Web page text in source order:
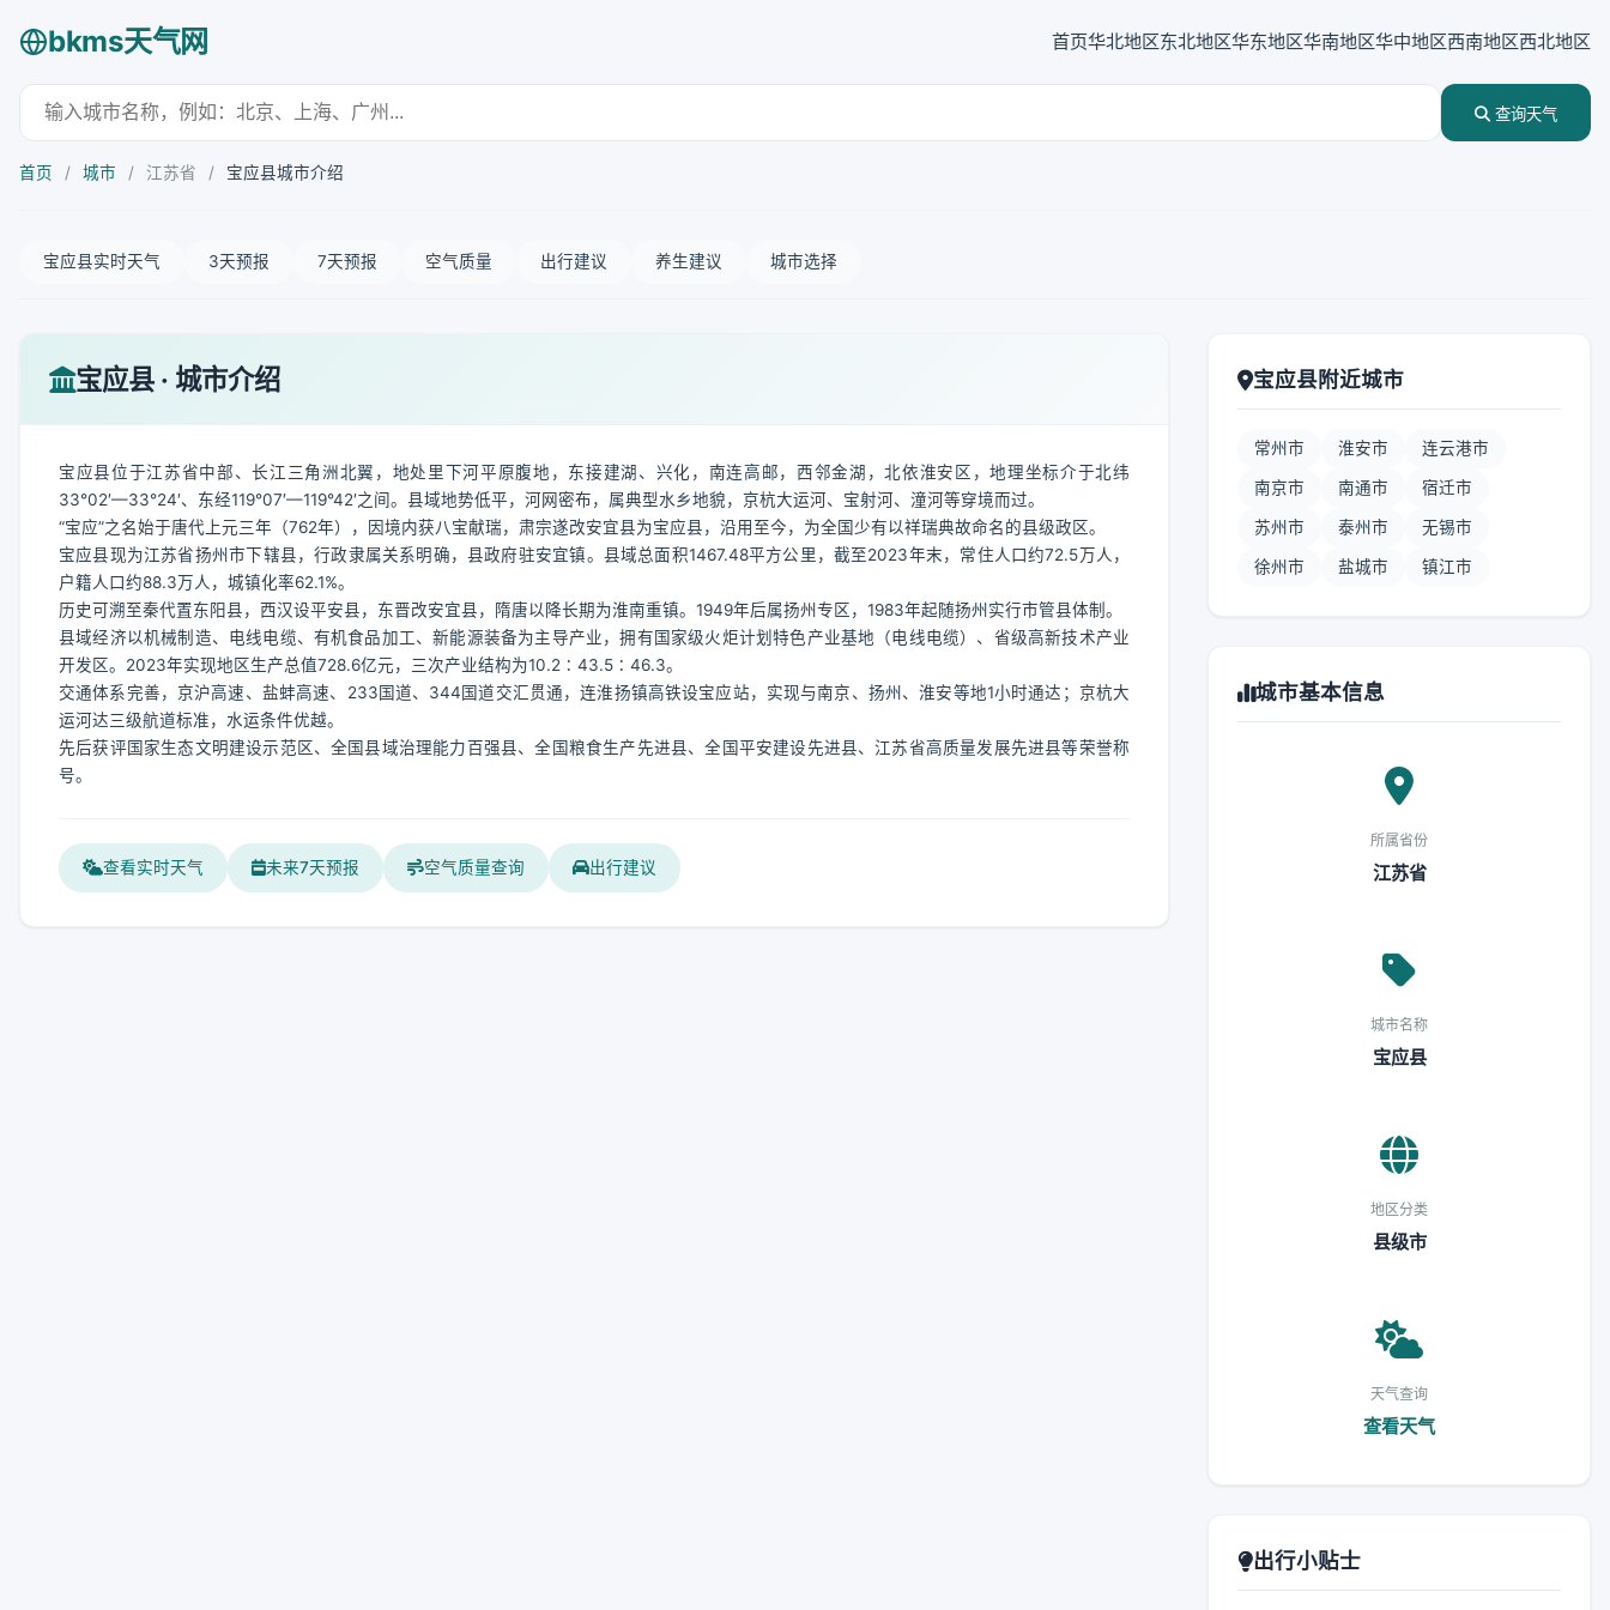
bkms天气网 首页华北地区东北地区华东地区华南地区华中地区西南地区西北地区
查询天气
首页 / 城市 / 江苏省 / 宝应县城市介绍
宝应县实时天气 3天预报 7天预报 空气质量 出行建议 养生建议 城市选择
宝应县 · 城市介绍
宝应县位于江苏省中部、长江三角洲北翼，地处里下河平原腹地，东接建湖、兴化，南连高邮，西邻金湖，北依淮安区，地理坐标介于北纬
33°02′—33°24′、东经119°07′—119°42′之间。县域地势低平，河网密布，属典型水乡地貌，京杭大运河、宝射河、潼河等穿境而过。
“宝应”之名始于唐代上元三年（762年），因境内获八宝献瑞，肃宗遂改安宜县为宝应县，沿用至今，为全国少有以祥瑞典故命名的县级政区。
宝应县现为江苏省扬州市下辖县，行政隶属关系明确，县政府驻安宜镇。县域总面积1467.48平方公里，截至2023年末，常住人口约72.5万人，
户籍人口约88.3万人，城镇化率62.1%。
历史可溯至秦代置东阳县，西汉设平安县，东晋改安宜县，隋唐以降长期为淮南重镇。1949年后属扬州专区，1983年起随扬州实行市管县体制。
县域经济以机械制造、电线电缆、有机食品加工、新能源装备为主导产业，拥有国家级火炬计划特色产业基地（电线电缆）、省级高新技术产业
开发区。2023年实现地区生产总值728.6亿元，三次产业结构为10.2∶43.5∶46.3。
交通体系完善，京沪高速、盐蚌高速、233国道、344国道交汇贯通，连淮扬镇高铁设宝应站，实现与南京、扬州、淮安等地1小时通达；京杭大
运河达三级航道标准，水运条件优越。
先后获评国家生态文明建设示范区、全国县域治理能力百强县、全国粮食生产先进县、全国平安建设先进县、江苏省高质量发展先进县等荣誉称
号。
查看实时天气 未来7天预报 空气质量查询 出行建议
宝应县附近城市
常州市 淮安市 连云港市
南京市 南通市 宿迁市
苏州市 泰州市 无锡市
徐州市 盐城市 镇江市
城市基本信息
所属省份
江苏省
城市名称
宝应县
地区分类
县级市
天气查询
查看天气
出行小贴士